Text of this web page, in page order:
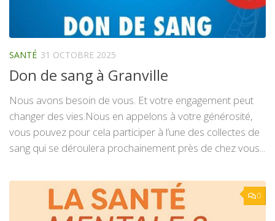
SANTÉ 31 OCTOBRE 2025
Don de sang à Granville
Nous avons besoin de vous. Et votre engagement peut
changer des vies.Nous en appelons à votre générosité,
vous pouvez pour cela participer à l’une des collectes de
sang qui se déroulera prochainement près de chez vous...
0